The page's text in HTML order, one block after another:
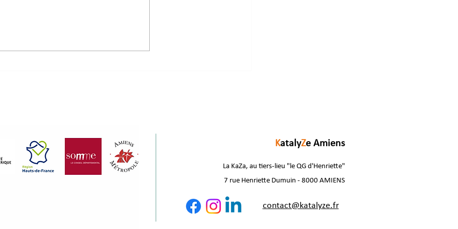
KatalyZe Amiens
La KaZa, au tiers-lieu "le QG d'Henriette"
7 rue Henriette Dumuin - 8000 AMIENS
contact@katalyze.fr